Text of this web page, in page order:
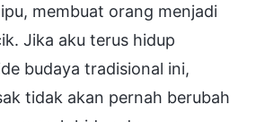
membuat orang menjadi
Jika aku terus hidup
budaya tradisional ini,
tidak akan pernah berubah